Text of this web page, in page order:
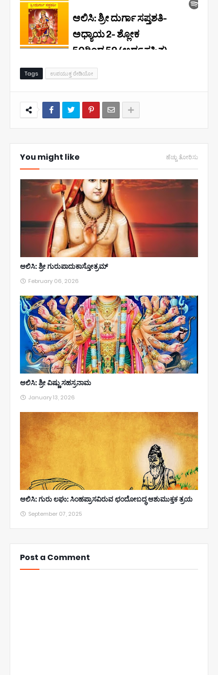
Tags ಉಪಯುಕ್ತ ರೇಡಿಯೋ
You might like ಹೆಚ್ಚು ತೋರಿಸು
ಆಲಿಸಿ: ಶ್ರೀ ಗುರುಪಾದುಕಾಸ್ತೋತ್ರಮ್
February 06, 2026
ಆಲಿಸಿ: ಶ್ರೀ ವಿಷ್ಣು ಸಹಸ್ರನಾಮ
January 13, 2026
ಆಲಿಸಿ: ಗುರು ಲಘು: ಸಿಂಹಪ್ರಾಸವಿರುವ ಛಂದೋಬದ್ಧ ಆಶುಮುಕ್ತಕ ತ್ರಯ
September 07, 2025
Post a Comment